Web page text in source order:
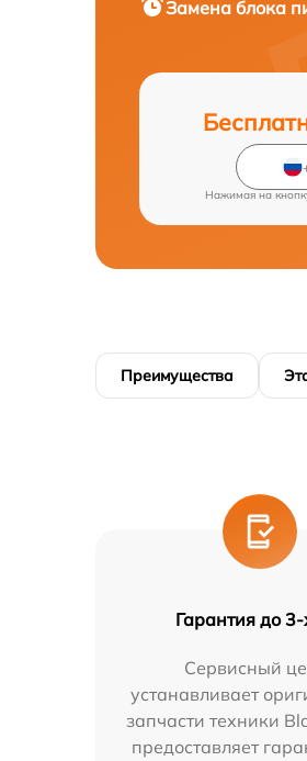
Замена блока
Нажимая на
Преимущества
Гарантия до 3-
Сервисный
устанавливает
запчасти техники
предоставляет